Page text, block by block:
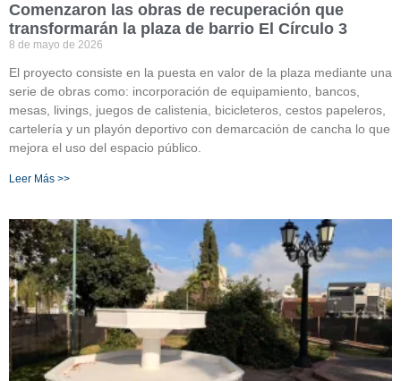
Comenzaron las obras de recuperación que
transformarán la plaza de barrio El Círculo 3
8 de mayo de 2026
El proyecto consiste en la puesta en valor de la plaza mediante una
serie de obras como: incorporación de equipamiento, bancos,
mesas, livings, juegos de calistenia, bicicleteros, cestos papeleros,
cartelería y un playón deportivo con demarcación de cancha lo que
mejora el uso del espacio público.
Leer Más >>